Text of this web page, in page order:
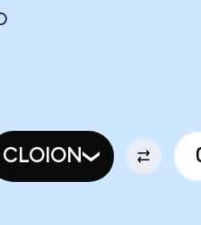
CLOION